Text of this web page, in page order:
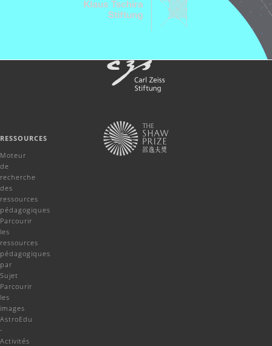
RESSOURCES
Moteur
de
recherche
des
ressources
pédagogiques
Parcourir
les
ressources
pédagogiques
par
Sujet
Parcourir
les
images
AstroEdu
-
Activités